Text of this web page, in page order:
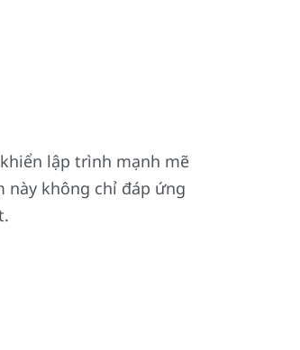
khiển lập trình mạnh mẽ
này không chỉ đáp ứng